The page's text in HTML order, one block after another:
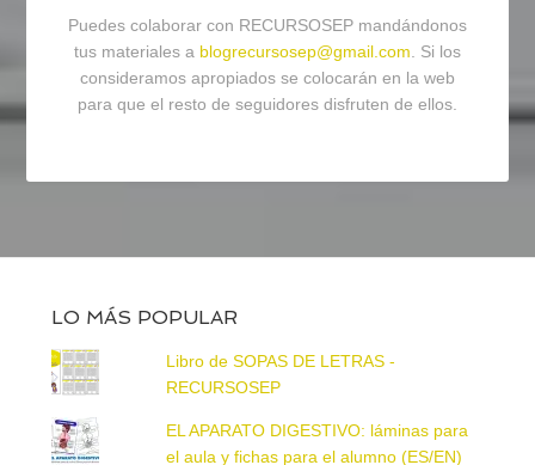
Puedes colaborar con RECURSOSEP mandándonos
tus materiales a blogrecursosep@gmail.com. Si los
consideramos apropiados se colocarán en la web
para que el resto de seguidores disfruten de ellos.
LO MÁS POPULAR
Libro de SOPAS DE LETRAS -
RECURSOSEP
EL APARATO DIGESTIVO: láminas para
el aula y fichas para el alumno (ES/EN)